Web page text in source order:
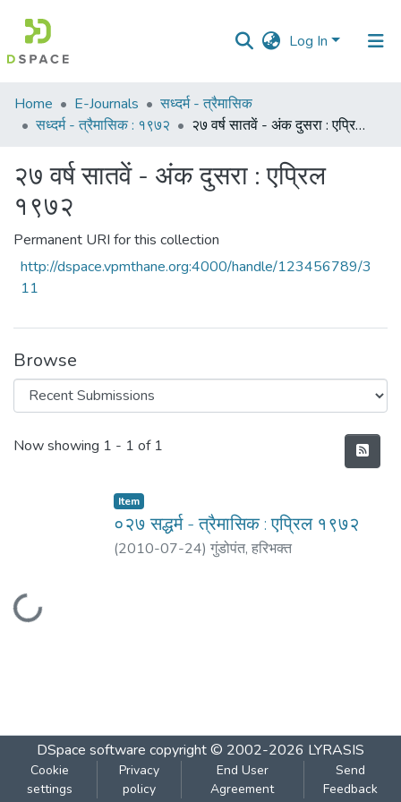
Log In
Communities
&
All of DSpace
Home E-Journals
सध्दर्म - त्रैमासिक
सध्दर्म - त्रैमासिक : १९७२
२७ वर्ष सातवें - अंक दुसरा : एप्रिल १९७२
२७ वर्ष सातवें - अंक दुसरा : एप्रिल
१९७२
Permanent URI for this collection
http://dspace.vpmthane.org:4000/handle/123456789/3
11
Browse
Recent Submissions
Now showing 1 - 1 of 1
Loading...
Item
०२७ सद्धर्म - त्रैमासिक : एप्रिल १९७२
(2010-07-24) गुंडोपंत, हरिभक्‍त
DSpace software copyright © 2002-2026 LYRASIS
Cookie
settings
Privacy
policy
End User
Agreement
Send
Feedback